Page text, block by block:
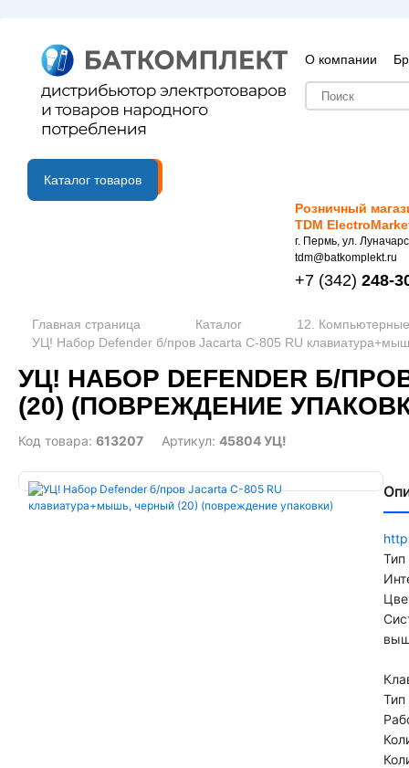
О компании
B2B портал
Каталог товаров
Розничный
TDM
г. Пермь, ул.
tdm@batkomplekt.ru
+7 (342) 248-
Главная страница Каталог
12.
УЦ! Набор Defender б/пров Jacarta C-805 RU
УЦ! НАБОР DEFENDER Б/
(20) (ПОВРЕЖДЕНИЕ
Код товара: 613207 Артикул: 45804 УЦ!
Тип